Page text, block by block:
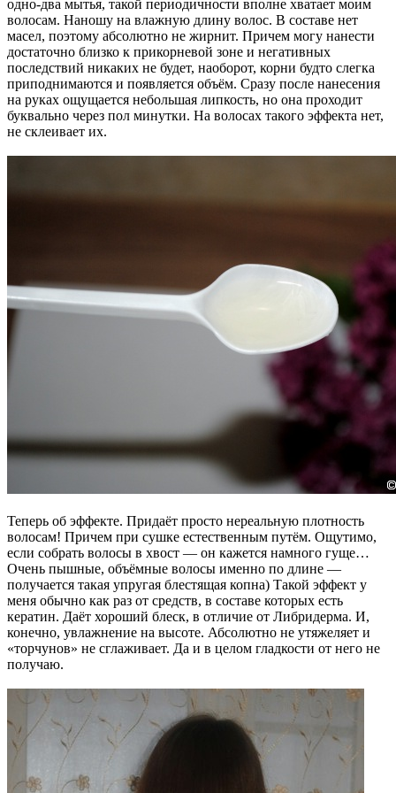
одно-два мытья, такой периодичности вполне хватает моим
волосам. Наношу на влажную длину волос. В составе нет
масел, поэтому абсолютно не жирнит. Причем могу нанести
достаточно близко к прикорневой зоне и негативных
последствий никаких не будет, наоборот, корни будто слегка
приподнимаются и появляется объём. Сразу после нанесения
на руках ощущается небольшая липкость, но она проходит
буквально через пол минутки. На волосах такого эффекта нет,
не склеивает их.
Теперь об эффекте. Придаёт просто нереальную плотность
волосам! Причем при сушке естественным путём. Ощутимо,
если собрать волосы в хвост — он кажется намного гуще…
Очень пышные, объёмные волосы именно по длине —
получается такая упругая блестящая копна) Такой эффект у
меня обычно как раз от средств, в составе которых есть
кератин. Даёт хороший блеск, в отличие от Либридерма. И,
конечно, увлажнение на высоте. Абсолютно не утяжеляет и
«торчунов» не сглаживает. Да и в целом гладкости от него не
получаю.